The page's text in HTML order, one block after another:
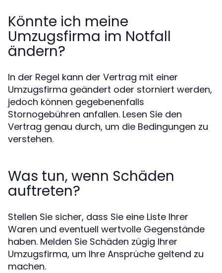
Könnte ich meine
Umzugsfirma im Notfall
ändern?
In der Regel kann der Vertrag mit einer
Umzugsfirma geändert oder storniert werden,
jedoch können gegebenenfalls
Stornogebühren anfallen. Lesen Sie den
Vertrag genau durch, um die Bedingungen zu
verstehen.
Was tun, wenn Schäden
auftreten?
Stellen Sie sicher, dass Sie eine Liste Ihrer
Waren und eventuell wertvolle Gegenstände
haben. Melden Sie Schäden zügig Ihrer
Umzugsfirma, um Ihre Ansprüche geltend zu
machen.